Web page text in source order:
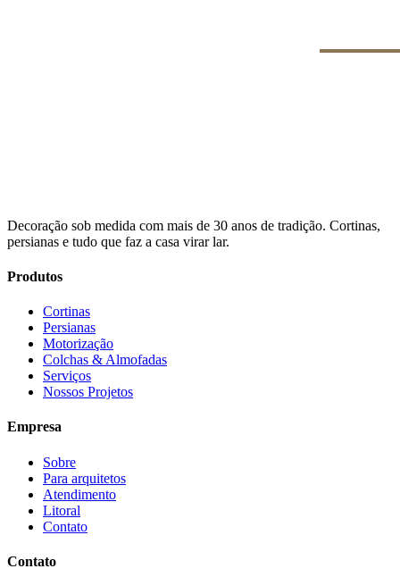
Decoração sob medida com mais de 30 anos de tradição. Cortinas,
persianas e tudo que faz a casa virar lar.
Produtos
Cortinas
Persianas
Motorização
Colchas & Almofadas
Serviços
Nossos Projetos
Empresa
Sobre
Para arquitetos
Atendimento
Litoral
Contato
Contato